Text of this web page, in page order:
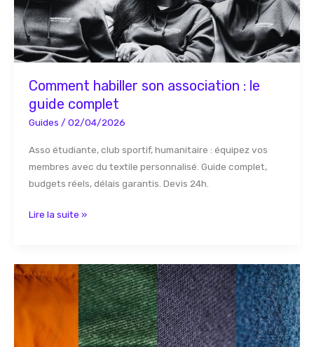
Comment habiller son association : le
guide complet
Guides / 02/04/2026
Asso étudiante, club sportif, humanitaire : équipez vos
membres avec du textile personnalisé. Guide complet,
budgets réels, délais garantis. Devis 24h.
guide
complet
Lire la suite »
Les
différentes
familles